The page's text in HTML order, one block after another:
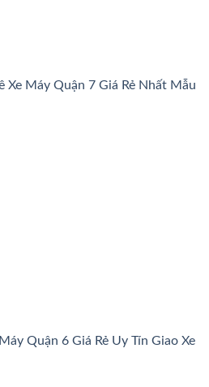
Xe Máy Quận 7 Giá Rẻ Nhất Mẫu
Quận 6 Giá Rẻ Uy Tín Giao Xe